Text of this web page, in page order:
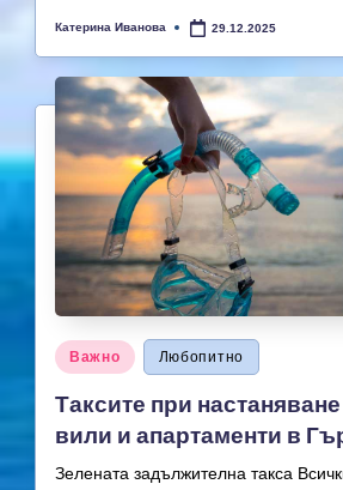
Posted
Катерина Иванова 29.12.2025
Posted
in
Важно Любопитно
Таксите при
вили и апартаменти в
Зелената задължителна такса